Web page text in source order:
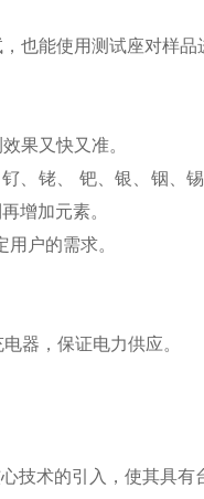
也能使用测试座对样品
果又快又准。
、铑、 钯、银、铟、
增加元素。
户的需求。
器，保证电力供应。
技术的引入，使其具有